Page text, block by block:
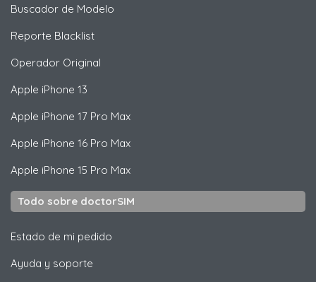
Buscador de Modelo
Reporte Blacklist
Operador Original
Apple iPhone 13
Apple iPhone 17 Pro Max
Apple iPhone 16 Pro Max
Apple iPhone 15 Pro Max
Todo sobre doctorSIM
Estado de mi pedido
Ayuda y soporte